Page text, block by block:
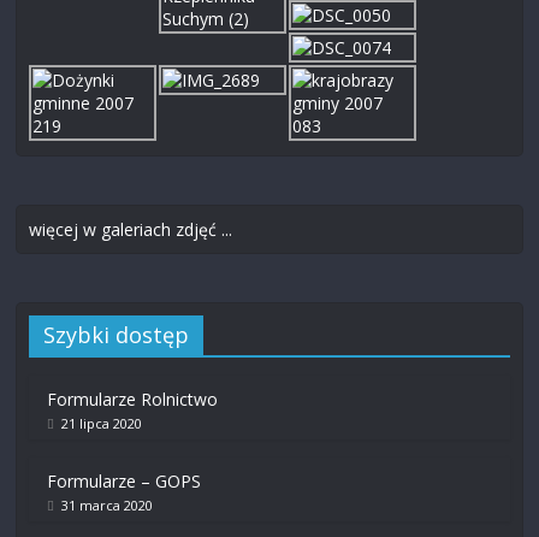
więcej w galeriach zdjęć ...
Szybki dostęp
Formularze Rolnictwo
21 lipca 2020
Formularze – GOPS
31 marca 2020